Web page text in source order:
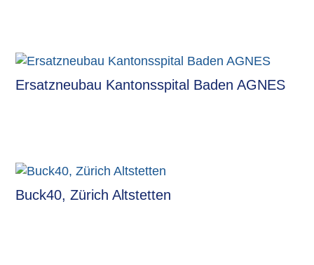
Ersatzneubau Kantonsspital Baden AGNES
Buck40, Zürich Altstetten